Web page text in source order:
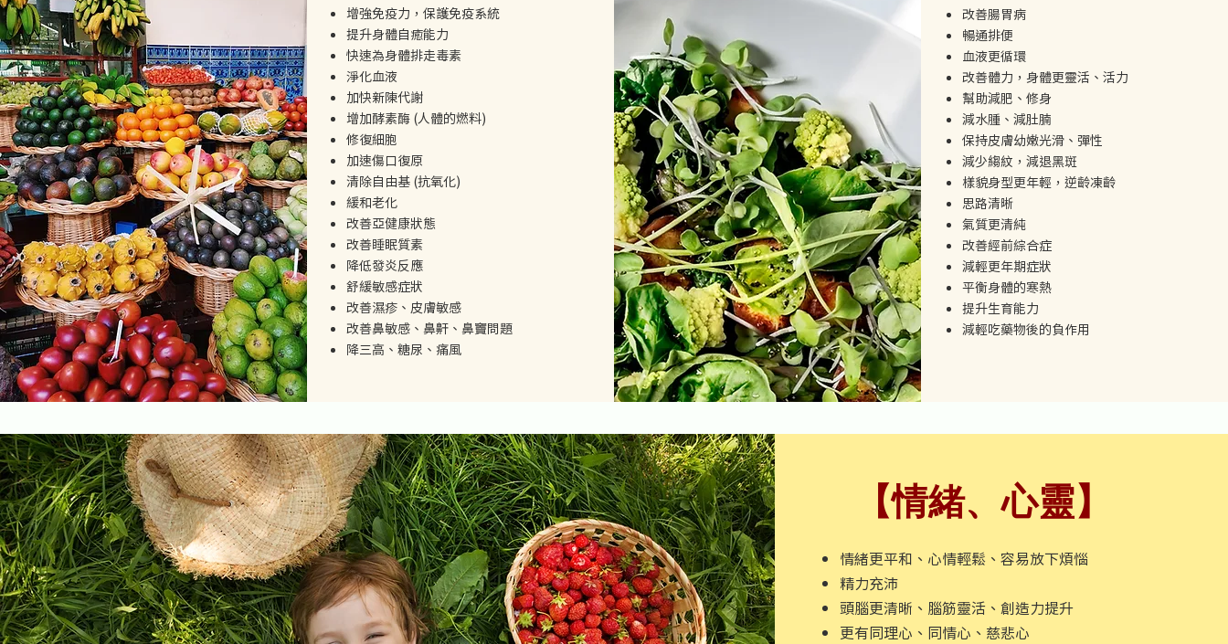
增強免疫力，保護免疫系統
提升身體自癒能力
快速為身體排走毒素
淨化血液
加快新陳代謝
增加酵素酶 (人體的燃料)
修復細胞
加速傷口復原
清除自由基 (抗氧化)
緩和老化
改善亞健康狀態
​改善睡眠質素
降低發炎反應
舒緩敏感症狀
​改善濕疹、皮膚敏感
改善鼻敏感、鼻鼾、鼻竇問題
降三高、糖尿、痛風
改善腸胃病
暢通排便
血液更循環
改善體力，身體更靈活、活力
​​幫助減肥、修身
減水腫、減肚腩
保持皮膚幼嫩光滑、彈性
減少縐紋，減退黑斑 ​
樣貌身型更年輕，逆齡凍齡
​思路清晰
氣質更清純
改善經前綜合症
減輕更年期症狀
平衡身體的寒熱
提升生育能力
減輕吃藥物後的負作用
​【情緒、心靈】
情緒更平和、心情輕鬆、容易放下煩惱
精力充沛
頭腦更清晰、腦筋靈活、創造力提升
更有同理心、同情心、慈悲心